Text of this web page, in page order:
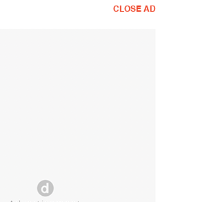
CLOSE AD